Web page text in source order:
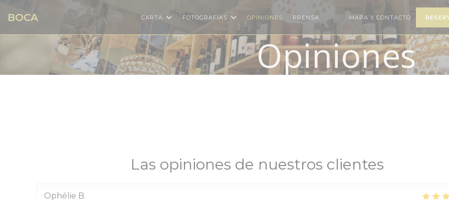
Personalización de sus opciones de cookies
BOCA CARTA FOTOGRAFÍAS OPINIONES PRENSA
((ABRE EN UNA NUEVA VENTANA))
((ABRE EN UNA NUEVA VENTANA))
MAPA Y CONTACTO
Opiniones
Las opiniones de nuestros clientes
Ophélie B